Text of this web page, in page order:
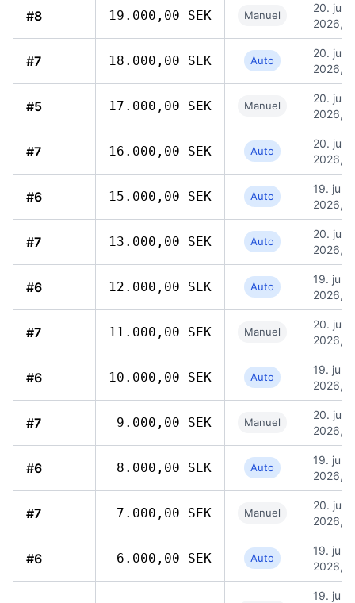
#8 19.000,00 SEK Manuel
20. jul.
2026,
#7 18.000,00 SEK Auto
20. jul.
2026,
#5 17.000,00 SEK Manuel
20. jul.
2026,
#7 16.000,00 SEK Auto
20. jul.
2026,
#6 15.000,00 SEK Auto
19. jul.
2026,
#7 13.000,00 SEK Auto
20. jul.
2026,
#6 12.000,00 SEK Auto
19. jul.
2026,
#7 11.000,00 SEK Manuel
20. jul.
2026,
#6 10.000,00 SEK Auto
19. jul.
2026,
#7 9.000,00 SEK Manuel
20. jul.
2026,
#6 8.000,00 SEK Auto
19. jul.
2026,
#7 7.000,00 SEK Manuel
20. jul.
2026,
#6 6.000,00 SEK Auto
19. jul.
2026,
19. jul.